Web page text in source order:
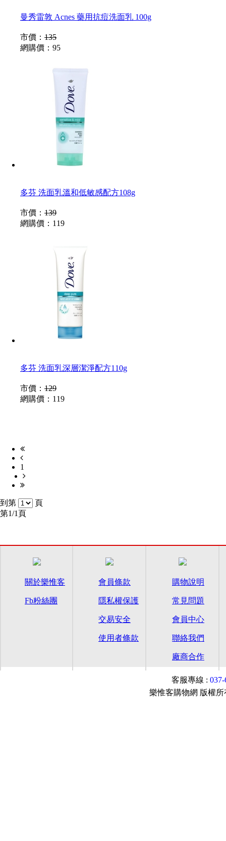
曼秀雷敦 Acnes 藥用抗痘洗面乳 100g
市價： 135
網購價： 95
多芬 洗面乳溫和低敏感配方108g
市價： 139
網購價： 119
多芬 洗面乳深層潔淨配方110g
市價： 129
網購價： 119
1
到第
頁
第1/1頁
關於樂惟客
Fb粉絲團
會員條款
隱私權保護
交易安全
使用者條款
購物說明
常見問題
會員中心
聯絡我們
廠商合作
客服專線 :
樂惟客購物網 版權所